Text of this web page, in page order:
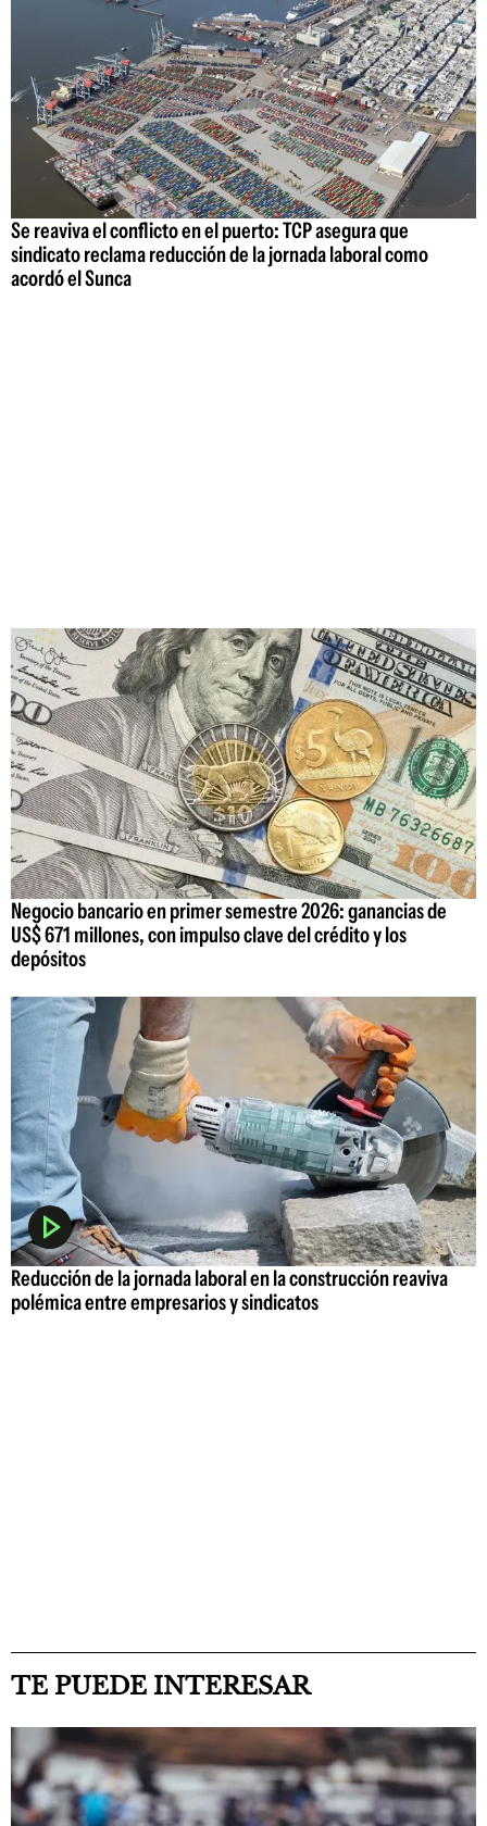
Se reaviva el conflicto en el puerto: TCP asegura que
sindicato reclama reducción de la jornada laboral como
acordó el Sunca
Negocio bancario en primer semestre 2026: ganancias de
US$ 671 millones, con impulso clave del crédito y los
depósitos
Reducción de la jornada laboral en la construcción reaviva
polémica entre empresarios y sindicatos
TE PUEDE INTERESAR